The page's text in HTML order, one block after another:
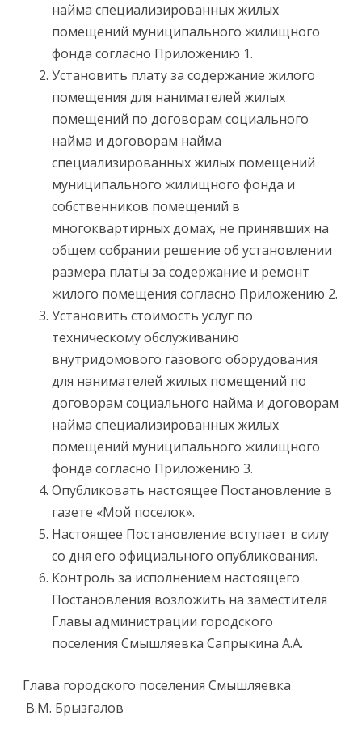
найма специализированных жилых
помещений муниципального жилищного
фонда согласно Приложению 1.
Установить плату за содержание жилого
помещения для нанимателей жилых
помещений по договорам социального
найма и договорам найма
специализированных жилых помещений
муниципального жилищного фонда и
собственников помещений в
многоквартирных домах, не принявших на
общем собрании решение об установлении
размера платы за содержание и ремонт
жилого помещения согласно Приложению 2.
Установить стоимость услуг по
техническому обслуживанию
внутридомового газового оборудования
для нанимателей жилых помещений по
договорам социального найма и договорам
найма специализированных жилых
помещений муниципального жилищного
фонда согласно Приложению 3.
Опубликовать настоящее Постановление в
газете «Мой поселок».
Настоящее Постановление вступает в силу
со дня его официального опубликования.
Контроль за исполнением настоящего
Постановления возложить на заместителя
Главы администрации городского
поселения Смышляевка Сапрыкина А.А.
Глава городского поселения Смышляевка
В.М. Брызгалов